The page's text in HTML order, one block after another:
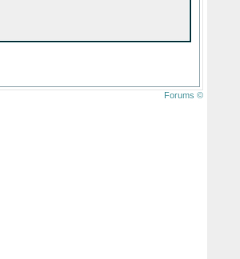
Forums ©